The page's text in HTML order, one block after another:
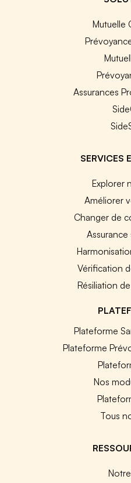
Mutuelle
Assurances
SERVICES
Explorer
Améliorer
Changer de
Assurance
Vérification
Résiliation
Plateforme
Plateforme
Nos
Tous